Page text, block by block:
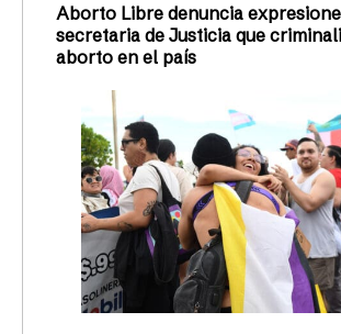
Aborto Libre denuncia
secretaria de Justicia que
aborto en el país